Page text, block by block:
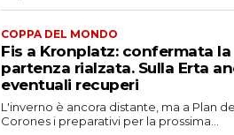
COPPA DEL MONDO
Fis a Kronplatz: confermata la
partenza rialzata. Sulla Erta
eventuali recuperi
L'inverno è ancora distante, ma a Plan de
Corones i preparativi per la prossima...